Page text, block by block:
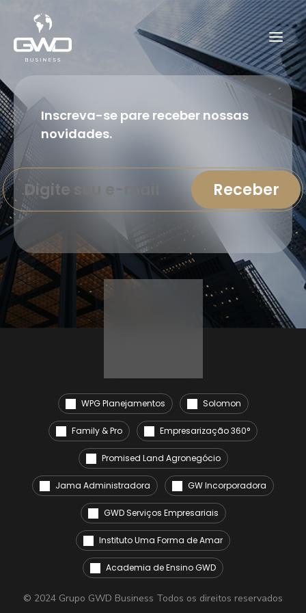
Inscreva-se pare receber nossas
novidades.
WPG Planejamentos Solomon
Family & Pro Empresarização 360°
Promised Land Agronegócio
Jama Administradora GW Incorporadora
GWD Serviços Empresariais
Instituto Uma Forma de Amar
Academia de Ensino GWD
© 2024 Grupo GWD Business Todos os direitos reservados